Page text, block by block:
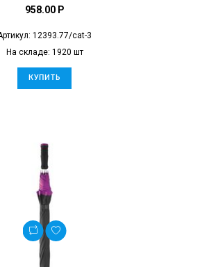
958.00 P
12393.77/cat-3
На складе: 1920 шт
КУПИТЬ